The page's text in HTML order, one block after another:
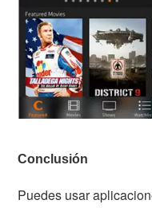
Conclusión
Puedes usar